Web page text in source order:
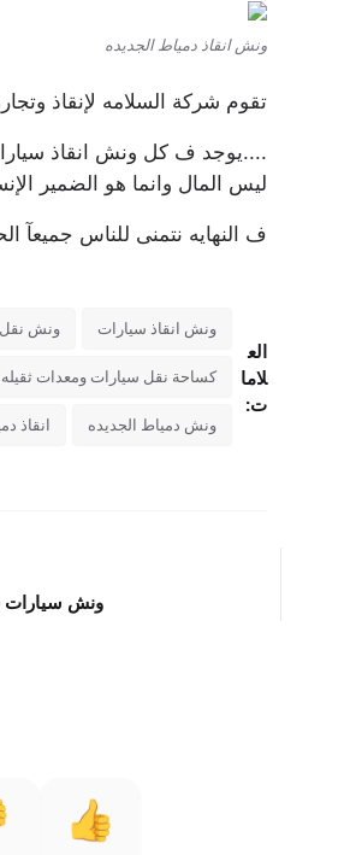
ونش انقاذ دمياط الجديده
تقوم شركة السلامه لإنقاذ
....يوجد ف كل ونش انقاذ
ليس المال وانما هو الضمير
ف النهايه نتمنى للناس جميعآ
الع
لاما
ت:
ونش انقاذ سيارات ونش
كساحة نقل سيارات ومعدات
ونش دمياط الجديده انقاذ
ونش سيارات في